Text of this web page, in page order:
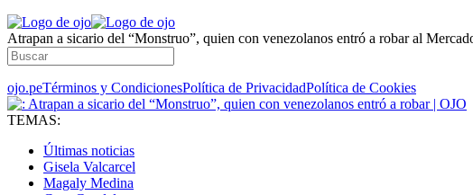
Atrapan a sicario del “Monstruo”, quien con venezolanos entró a robar al
ojo.peTérminos y CondicionesPolítica de PrivacidadPolítica de Cookies
TEMAS:
Últimas noticias
Gisela Valcarcel
Magaly Medina